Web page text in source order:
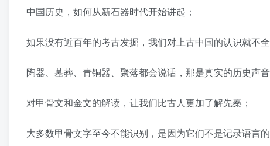
中国历史，如何从新石器时代开始讲起；
如果没有近百年的考古发掘，我们对上古中国的认识就不全
陶器、墓葬、青铜器、聚落都会说话，那是真实的历史声
对甲骨文和金文的解读，让我们比古人更加了解先秦；
大多数甲骨文字至今不能识别，是因为它们不是记录语言的